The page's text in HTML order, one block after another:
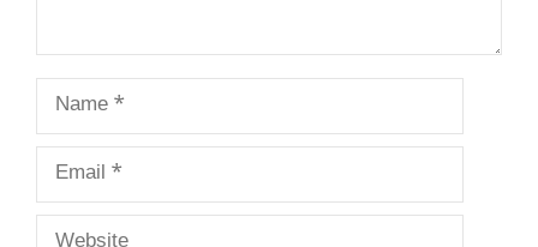
Name
Email
Website